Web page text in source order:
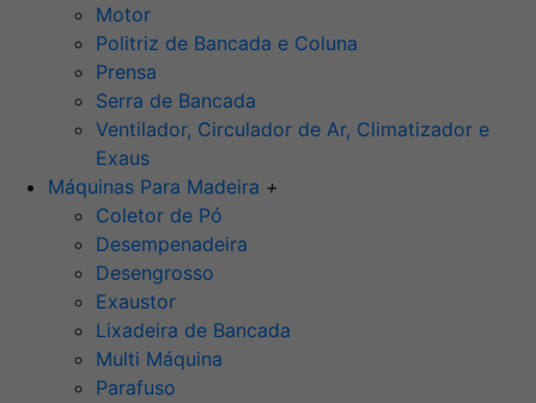
Motor
Politriz de Bancada e Coluna
Prensa
Serra de Bancada
Ventilador, Circulador de Ar, Climatizador e
Exaus
Máquinas Para Madeira +
Coletor de Pó
Desempenadeira
Desengrosso
Exaustor
Lixadeira de Bancada
Multi Máquina
Parafuso